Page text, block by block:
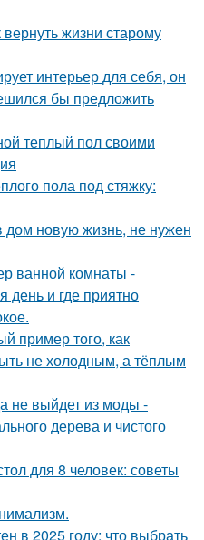
жизни старому
интерьер для себя, он
бы предложить
теплый пол своими
пола под стяжку:
дом новую жизнь, не нужен
ванной комнаты -
день и где приятно
пример того, как
не холодным, а тёплым
не выйдет из моды -
дерева и чистого
для 8 человек: советы
в 2025 году: что выбрать